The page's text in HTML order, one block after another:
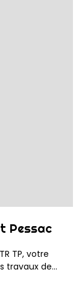
Pessac
TP, votre
travaux de...